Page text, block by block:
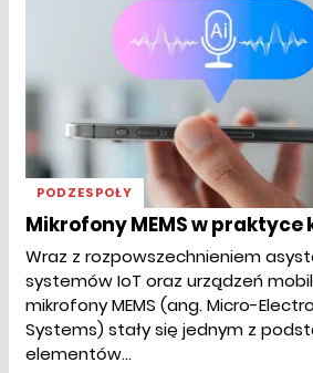
PODZESPOŁY
Mikrofony MEMS w
Wraz z rozpowszechnieniem
systemów IoT oraz urządzeń
mikrofony MEMS (ang. Micro-
Systems) stały się jednym z
elementów...